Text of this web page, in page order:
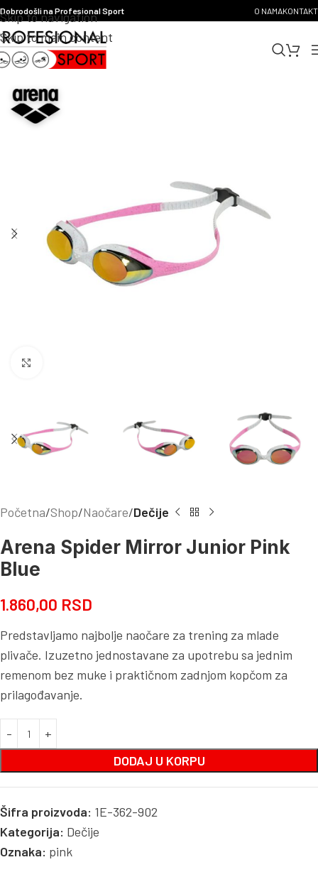
Skip to navigation
Skip to main content
Dobrodošli na Profesional Sport O NAMAKONTAKT
Početna Shop Naočare Dečije
Arena Spider Mirror Junior Pink
Blue
1.860,00 RSD
Predstavljamo najbolje naočare za trening za mlade
plivače. Izuzetno jednostavane za upotrebu sa jednim
remenom bez muke i praktičnom zadnjom kopčom za
prilagođavanje.
DODAJ U KORPU
Šifra proizvoda: 1E-362-902
Kategorija: Dečije
Oznaka: pink